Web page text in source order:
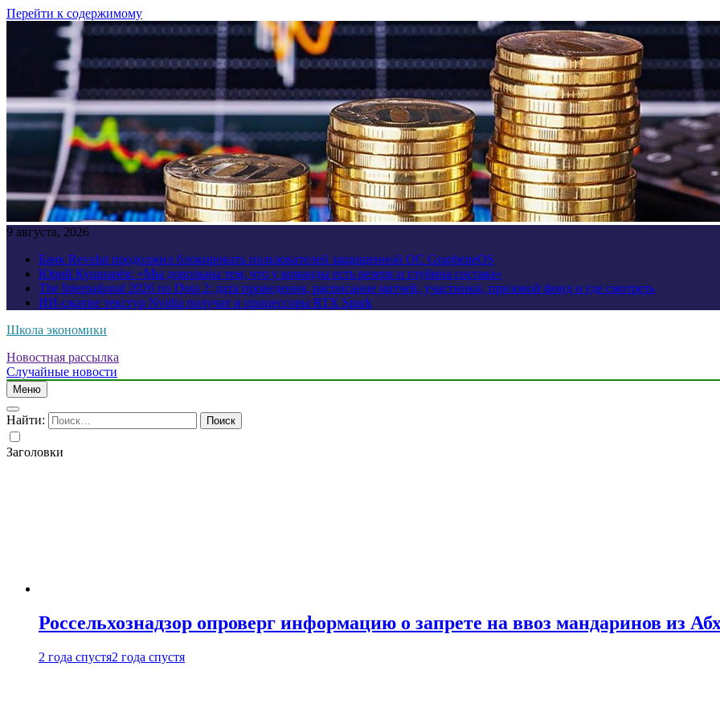
Перейти к содержимому
9 августа, 2026
Банк Revolut продолжил блокировать пользователей защищенной ОС GrapheneOS
Юрий Кушнарёв: «Мы довольны тем, что у команды есть резерв и глубина состава»
The International 2026 по Dota 2: дата проведения, расписание матчей, участники, призовой фонд и где смотреть
ИИ-сжатие текстур Nvidia получат и процессоры RTX Spark
Школа экономики
Новостная рассылка
Случайные новости
Меню
Найти:
Заголовки
Россельхознадзор опроверг информацию о запрете на ввоз мандаринов из
2 года спустя2 года спустя